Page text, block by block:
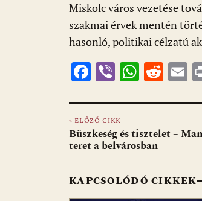
Miskolc város vezetése
szakmai érvek mentén
hasonló, politikai célzatú
F
e
b
o
k
Vi
er
W
at
s
A
p
p
R
d
di
E
l
« ELŐZŐ CIKK
Büszkeség és tisztelet –
teret a belvárosban
KAPCSOLÓDÓ CIKKEK